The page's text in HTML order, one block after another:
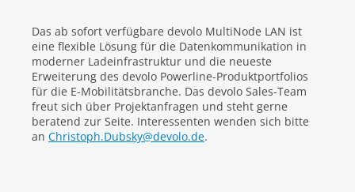
Das ab sofort verfügbare devolo MultiNode LAN ist
eine flexible Lösung für die Datenkommunikation in
moderner Ladeinfrastruktur und die neueste
Erweiterung des devolo Powerline-Produktportfolios
für die E-Mobilitätsbranche. Das devolo Sales-Team
freut sich über Projektanfragen und steht gerne
beratend zur Seite. Interessenten wenden sich bitte
an Christoph.Dubsky@devolo.de.